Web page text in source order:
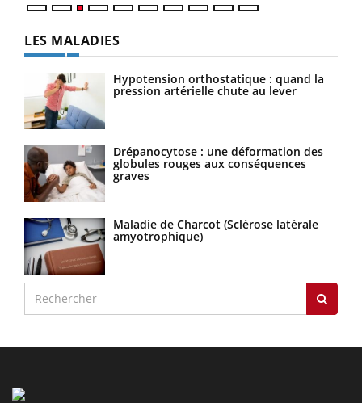
LES MALADIES
Hypotension orthostatique : quand la
pression artérielle chute au lever
Drépanocytose : une déformation des
globules rouges aux conséquences
graves
Maladie de Charcot (Sclérose latérale
amyotrophique)